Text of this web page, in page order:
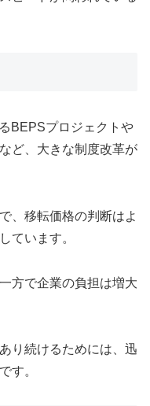
BEPSプロジェクトや
ど、大きな制度改革が
、移転価格の判断はよ
ています。
方で企業の負担は増大
り続けるためには、迅
す。